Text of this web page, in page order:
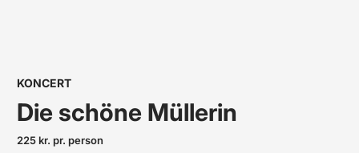
KONCERT
Die schöne Müllerin
225 kr. pr. person